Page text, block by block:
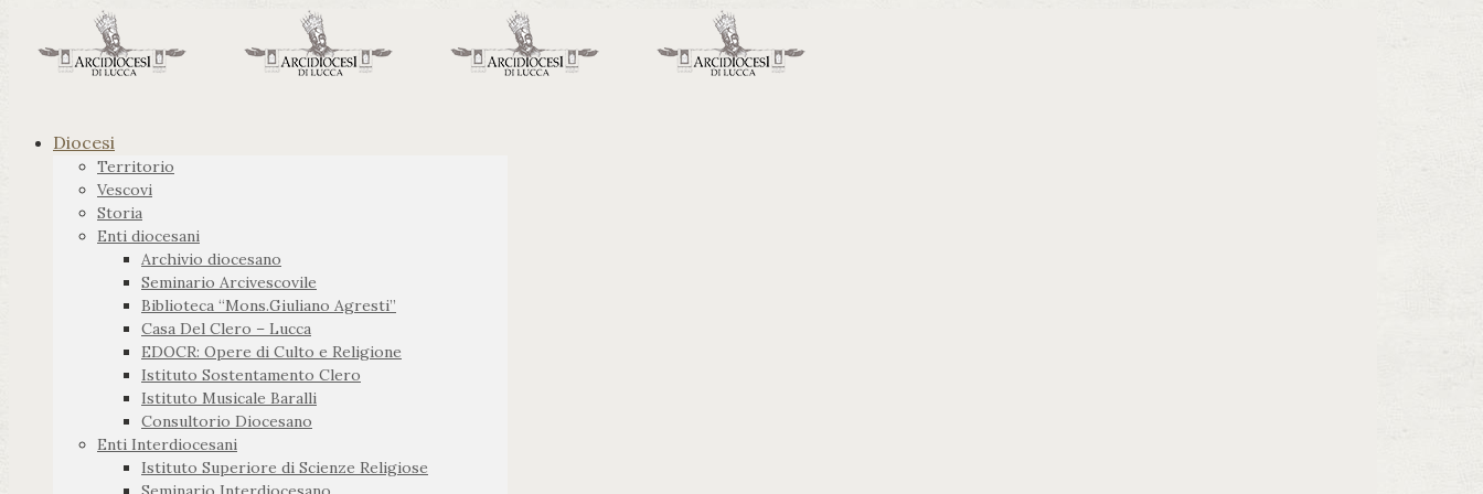
Diocesi
Territorio
Vescovi
Storia
Enti diocesani
Archivio diocesano
Seminario Arcivescovile
Biblioteca “Mons.Giuliano Agresti”
Casa Del Clero – Lucca
EDOCR: Opere di Culto e Religione
Istituto Sostentamento Clero
Istituto Musicale Baralli
Consultorio Diocesano
Enti Interdiocesani
Istituto Superiore di Scienze Religiose